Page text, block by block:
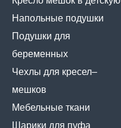
Напольные подушки
Подушки для
беременных
Чехлы для кресел–
мешков
Мебельные ткани
Шарики для пуфа